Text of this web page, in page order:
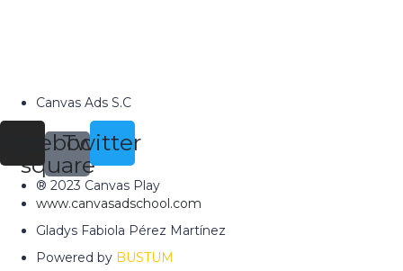
Canvas Ads S.C
Facebook-
square
Twitter
® 2023 Canvas Play
www.canvasadschool.com
Gladys Fabiola Pérez Martínez
Powered by BUSTUM